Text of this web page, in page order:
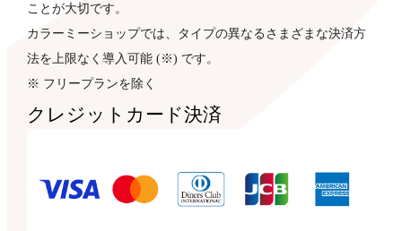
ことが大切です。
カラーミーショップでは、タイプの異なるさまざまな決済方
法を上限なく導入可能 (※) です。
※ フリープランを除く
クレジットカード決済